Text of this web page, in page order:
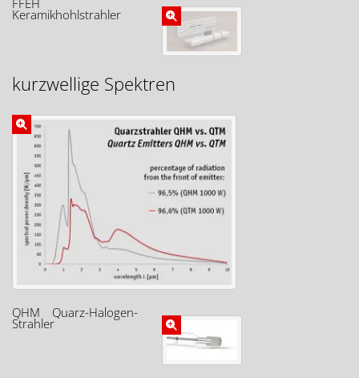
FFEH
Keramikhohlstrahler
kurzwellige Spektren
QHM Quarz-Halogen-
Strahler